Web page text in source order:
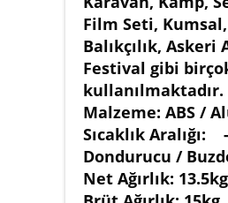
Film Seti,
Balıkçılık, Askeri
Festival gibi
kullanılmaktadır.
Malzeme: ABS /
Sıcaklık Aralığı:
Dondurucu /
Net Ağırlık: 13.5kg